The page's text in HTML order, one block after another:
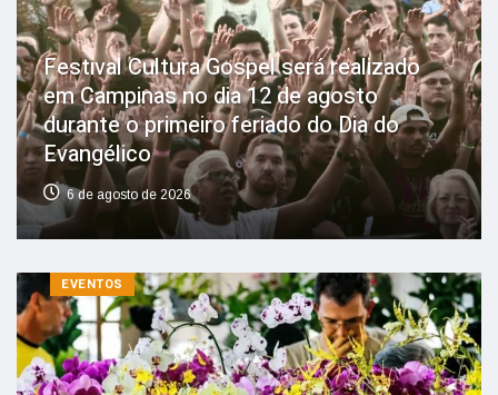
Festival Cultura Gospel será realizado
em Campinas no dia 12 de agosto
durante o primeiro feriado do Dia do
Evangélico
6 de agosto de 2026
EVENTOS